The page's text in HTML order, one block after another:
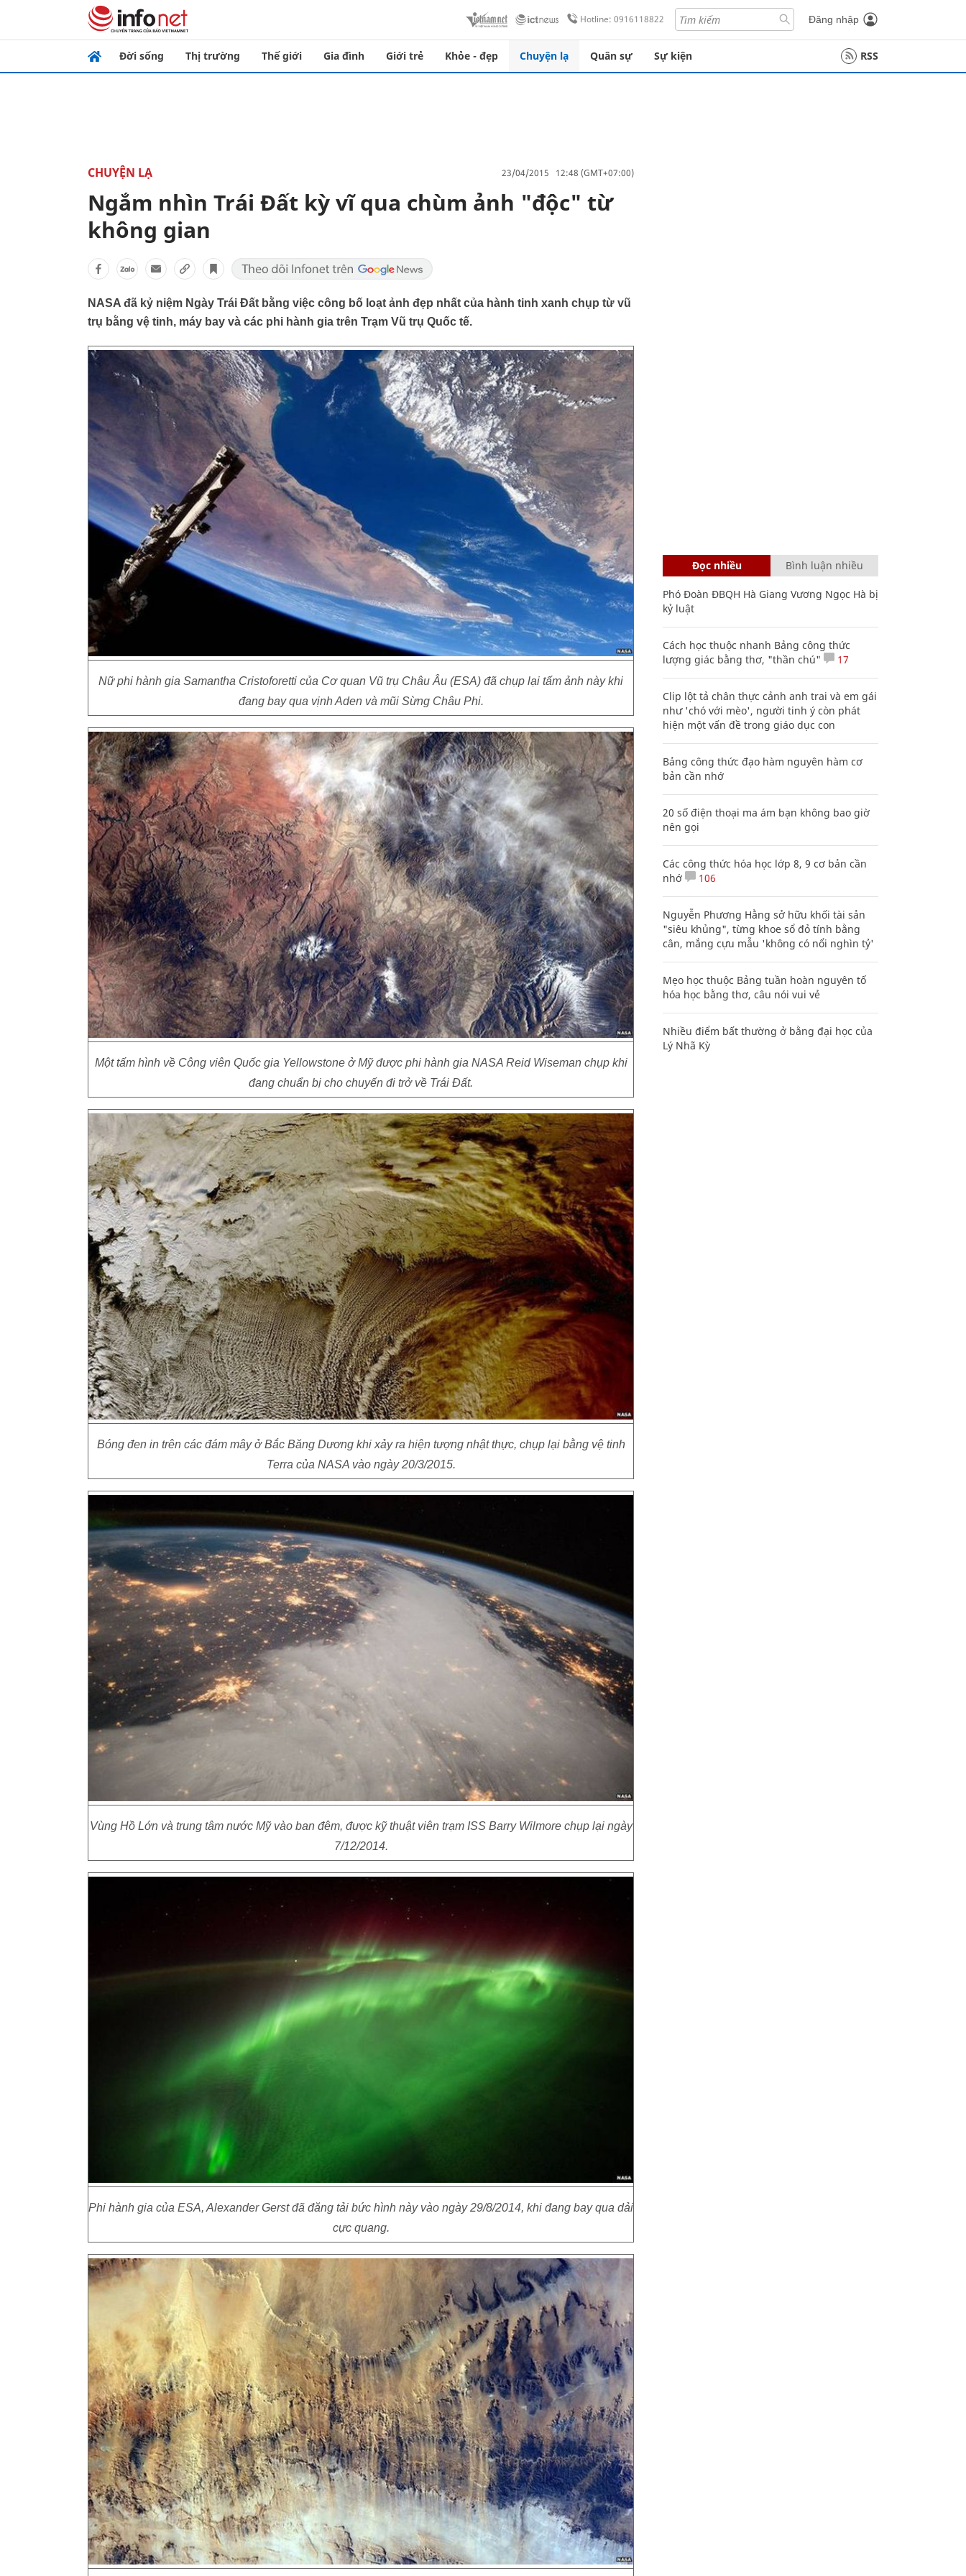
Hotline: 0916118822 Đăng nhập
Đời sống Thị trường Thế giới Gia đình Giới trẻ Khỏe - đẹp Chuyện lạ Quân sự Sự kiện RSS
CHUYỆN LẠ 23/04/2015 12:48 (GMT+07:00)
Ngắm nhìn Trái Đất kỳ vĩ qua chùm ảnh "độc" từ
không gian
NASA đã kỷ niệm Ngày Trái Đất bằng việc công bố loạt ảnh đẹp nhất của hành tinh xanh chụp từ vũ
trụ bằng vệ tinh, máy bay và các phi hành gia trên Trạm Vũ trụ Quốc tế.
Nữ phi hành gia Samantha Cristoforetti của Cơ quan Vũ trụ Châu Âu (ESA) đã chụp lại tấm ảnh này khi
đang bay qua vịnh Aden và mũi Sừng Châu Phi.
Một tấm hình về Công viên Quốc gia Yellowstone ở Mỹ được phi hành gia NASA Reid Wiseman chụp khi
đang chuẩn bị cho chuyến đi trở về Trái Đất.
Bóng đen in trên các đám mây ở Bắc Băng Dương khi xảy ra hiện tượng nhật thực, chụp lại bằng vệ tinh
Terra của NASA vào ngày 20/3/2015.
Vùng Hồ Lớn và trung tâm nước Mỹ vào ban đêm, được kỹ thuật viên trạm ISS Barry Wilmore chụp lại ngày
7/12/2014.
Phi hành gia của ESA, Alexander Gerst đã đăng tải bức hình này vào ngày 29/8/2014, khi đang bay qua dải
cực quang.
Đọc nhiều Bình luận nhiều
Phó Đoàn ĐBQH Hà Giang Vương Ngọc Hà bị
kỷ luật
Cách học thuộc nhanh Bảng công thức
lượng giác bằng thơ, "thần chú"
17
Clip lột tả chân thực cảnh anh trai và em gái
như 'chó với mèo', người tinh ý còn phát
hiện một vấn đề trong giáo dục con
Bảng công thức đạo hàm nguyên hàm cơ
bản cần nhớ
20 số điện thoại ma ám bạn không bao giờ
nên gọi
Các công thức hóa học lớp 8, 9 cơ bản cần
nhớ
106
Nguyễn Phương Hằng sở hữu khối tài sản
"siêu khủng", từng khoe sổ đỏ tính bằng
cân, mắng cựu mẫu 'không có nổi nghìn tỷ'
Mẹo học thuộc Bảng tuần hoàn nguyên tố
hóa học bằng thơ, câu nói vui vẻ
Nhiều điểm bất thường ở bằng đại học của
Lý Nhã Kỳ